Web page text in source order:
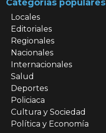
Locales
Editoriales
Regionales
Nacionales
Internacionales
Salud
Deportes
Policiaca
Cultura y Sociedad
Política y Economía